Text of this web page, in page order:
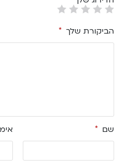
הביקורת שלך *
שם *